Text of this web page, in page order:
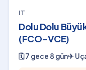
IT
Dolu Dolu
(FCO-VCE)
🗓7 gece 8 gün✈